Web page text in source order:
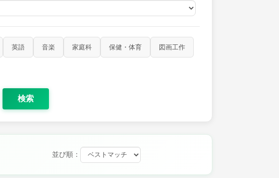
英語 音楽 家庭科 保健・体育 図画工作
検索
並び順：